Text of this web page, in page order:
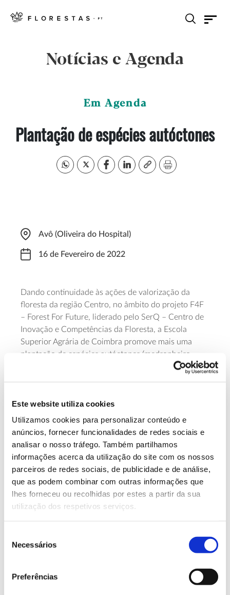
Este website utiliza cookies
Utilizamos cookies para personalizar conteúdo e
anúncios, fornecer funcionalidades de redes sociais e
analisar o nosso tráfego. Também partilhamos
informações acerca da utilização do site com os nossos
parceiros de redes sociais, de publicidade e de análise,
que as podem combinar com outras informações que
lhes forneceu ou recolhidas por estes a partir da sua
utilização dos respetivos serviços.
Necessários
Preferências
Notícias e Agenda
Em Agenda
Plantação de espécies autóctones
Avô (Oliveira do Hospital)
16 de Fevereiro de 2022
Dando continuidade às ações de valorização da
floresta da região Centro, no âmbito do projeto F4F
– Forest For Future, liderado pelo SerQ – Centro de
Inovação e Competências da Floresta, a Escola
Superior Agrária de Coimbra promove mais uma
plantação de espécies autóctones (medronheiro,
sobreiro e carvalho). A iniciativa, dinamizada em
do Hospital, tem início pelas 8h45, em Avô. A
participação é gratuita, mas sujeita a
inscrição
Saiba mais sobre esta plantação
13.07.2026
Genoma do priolo e de outras espécies em risco:
conhecer para conservar
Registar galhas de Trichi em acácia-das-espigas: